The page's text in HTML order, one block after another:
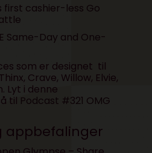
first cashier-less Go
Same-Day and One-
som er designet til
Crave, Willow, Elvie,
Lyt i denne
til Podcast #321 OMG
appbefalinger